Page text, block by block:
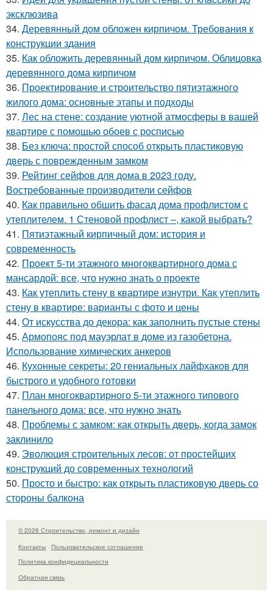
эксклюзива
34. Деревянный дом обложен кирпичом. Требования к
конструкции здания
35. Как обложить деревянный дом кирпичом. Облицовка
деревянного дома кирпичом
36. Проектирование и строительство пятиэтажного
жилого дома: основные этапы и подходы
37. Лес на стене: создание уютной атмосферы в вашей
квартире с помощью обоев с росписью
38. Без ключа: простой способ открыть пластиковую
дверь с поврежденным замком
39. Рейтинг сейфов для дома в 2023 году.
Востребованные производители сейфов
40. Как правильно обшить фасад дома профлистом с
утеплителем. 1 Стеновой профлист –, какой выбрать?
41. Пятиэтажный кирпичный дом: история и
современность
42. Проект 5-ти этажного многоквартирного дома с
мансардой: все, что нужно знать о проекте
43. Как утеплить стену в квартире изнутри. Как утеплить
стену в квартире: варианты с фото и цены
44. От искусства до декора: как заполнить пустые стены
45. Армопояс под мауэрлат в доме из газобетона.
Использование химических анкеров
46. Кухонные секреты: 20 гениальных лайфхаков для
быстрого и удобного готовки
47. План многоквартирного 5-ти этажного типового
панельного дома: все, что нужно знать
48. Проблемы с замком: как открыть дверь, когда замок
заклинило
49. Эволюция строительных лесов: от простейших
конструкций до современных технологий
50. Просто и быстро: как открыть пластиковую дверь со
стороны балкона
© 2026 Строительство, ремонт и дизайн
Контакты
Пользовательское соглашение
Политика конфидециальности
Обратная связь